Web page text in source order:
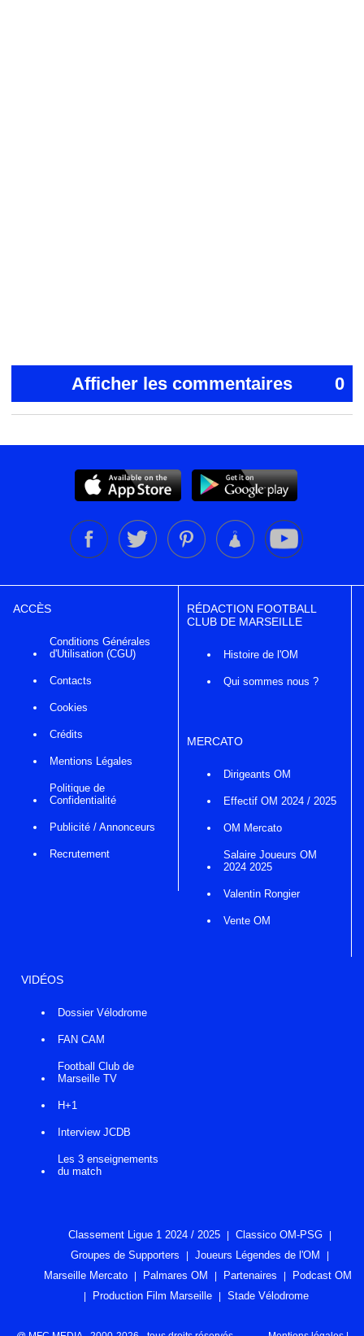
Afficher les commentaires 0
ACCÈS
Conditions Générales
d'Utilisation (CGU)
Contacts
Cookies
Crédits
Mentions Légales
Politique de
Confidentialité
Publicité / Annonceurs
Recrutement
RÉDACTION FOOTBALL
CLUB DE MARSEILLE
Histoire de l'OM
Qui sommes nous ?
MERCATO
Dirigeants OM
Effectif OM 2024 / 2025
OM Mercato
Salaire Joueurs OM
2024 2025
Valentin Rongier
Vente OM
VIDÉOS
Dossier Vélodrome
FAN CAM
Football Club de
Marseille TV
H+1
Interview JCDB
Les 3 enseignements
du match
Classement Ligue 1 2024 / 2025
Classico OM-PSG
Groupes de Supporters
Joueurs Légendes de l'OM
Marseille Mercato
Palmares OM Partenaires
Podcast OM
Production Film Marseille
Stade Vélodrome